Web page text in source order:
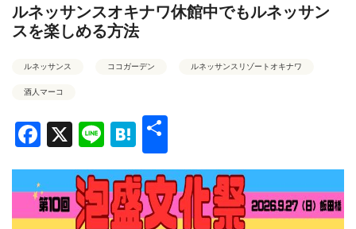
ルネッサンスオキナワ休館中でもルネッサン
スを楽しめる方法
ルネッサンス ココガーデン ルネッサンスリゾートオキナワ
酒人マーコ
Facebook
X LineHatena